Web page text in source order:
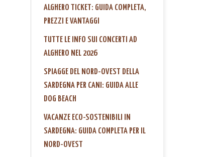
ALGHERO TICKET: GUIDA COMPLETA,
PREZZI E VANTAGGI
TUTTE LE INFO SUI CONCERTI AD
ALGHERO NEL 2026
SPIAGGE DEL NORD-OVEST DELLA
SARDEGNA PER CANI: GUIDA ALLE
DOG BEACH
VACANZE ECO-SOSTENIBILI IN
SARDEGNA: GUIDA COMPLETA PER IL
NORD-OVEST